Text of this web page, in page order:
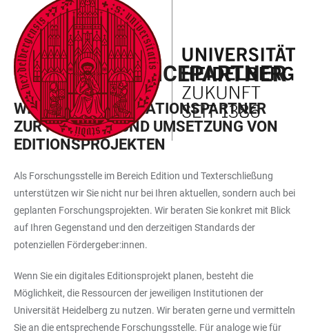
LINKS
ZUR
BARRIEREFREIHEIT
ZUM
HAUPTINHALT
HAUPTNAVIGATION
ÖFFNEN
WEBSEITENSUCHE
ÖFFNEN
UNSERE SERVICEPARTNER
WICHTIGE KOOPERATIONSPARTNER
ZUR PLANUNG UND UMSETZUNG VON
EDITIONSPROJEKTEN
Als Forschungsstelle im Bereich Edition und Texterschließung
unterstützen wir Sie nicht nur bei Ihren aktuellen, sondern auch bei
geplanten Forschungsprojekten. Wir beraten Sie konkret mit Blick
auf Ihren Gegenstand und den derzeitigen Standards der
potenziellen Fördergeber:innen.
Wenn Sie ein digitales Editionsprojekt planen, besteht die
Möglichkeit, die Ressourcen der jeweiligen Institutionen der
Universität Heidelberg zu nutzen. Wir beraten gerne und vermitteln
Sie an die entsprechende Forschungsstelle. Für analoge wie für